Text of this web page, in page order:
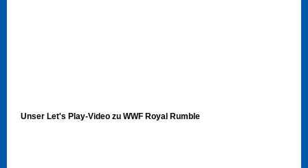
Unser Let's Play-Video zu WWF Royal Rumble